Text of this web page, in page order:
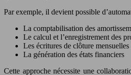
Par exemple, il devient possible
La comptabilisation des
Le calcul et l’enregistrement des
Les écritures de clôture mensuelles
La génération des états financiers
Cette approche nécessite une